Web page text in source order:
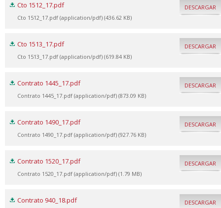
Cto 1512_17.pdf
Cto 1512_17.pdf (application/pdf) (436.62 KB)
DESCARGAR
Cto 1513_17.pdf
Cto 1513_17.pdf (application/pdf) (619.84 KB)
DESCARGAR
Contrato 1445_17.pdf
Contrato 1445_17.pdf (application/pdf) (873.09 KB)
DESCARGAR
Contrato 1490_17.pdf
Contrato 1490_17.pdf (application/pdf) (927.76 KB)
DESCARGAR
Contrato 1520_17.pdf
Contrato 1520_17.pdf (application/pdf) (1.79 MB)
DESCARGAR
Contrato 940_18.pdf DESCARGAR